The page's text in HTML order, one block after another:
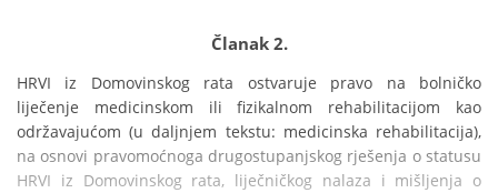
Članak 2.
HRVI iz Domovinskog rata ostvaruje pravo na bolničko
liječenje medicinskom ili fizikalnom rehabilitacijom kao
održavajućom (u daljnjem tekstu: medicinska rehabilitacija),
na osnovi pravomoćnoga drugostupanjskog rješenja o statusu
HRVI iz Domovinskog rata, liječničkog nalaza i mišljenja o